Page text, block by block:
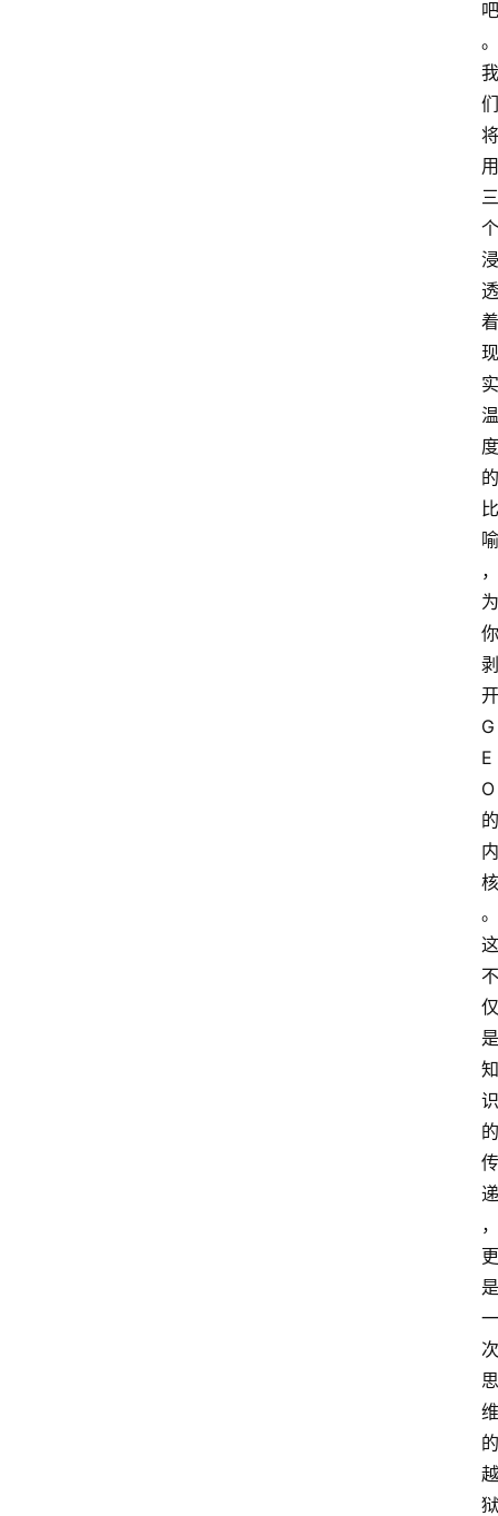
吧
。
我
们
将
用
三
个
浸
透
着
现
实
温
度
的
比
喻
，
为
你
剥
开
G
E
O
的
内
核
。
这
不
仅
是
知
识
的
传
递
，
更
是
一
次
思
维
的
越
狱